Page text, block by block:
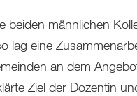
beiden männlichen
lag eine
an dem
Ziel der Dozentin